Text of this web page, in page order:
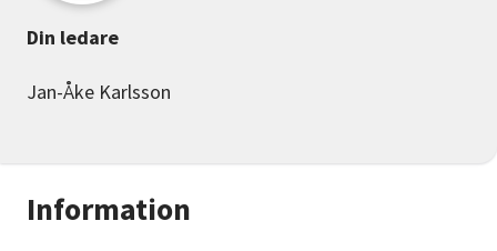
Information
Din ledare
Jan-Åke Karlsson